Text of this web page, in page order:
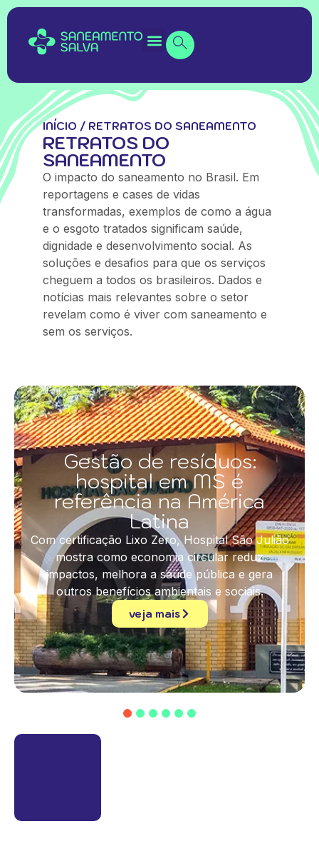
INÍCIO / RETRATOS DO SANEAMENTO
RETRATOS DO
SANEAMENTO
O impacto do saneamento no Brasil. Em
reportagens e cases de vidas
transformadas, exemplos de como a água
e o esgoto tratados significam saúde,
dignidade e desenvolvimento social. As
soluções e desafios para que os serviços
cheguem a todos os brasileiros. Dados e
notícias mais relevantes sobre o setor
revelam como é viver com saneamento e
sem os serviços.
Gestão de resíduos:
hospital em MS é
referência na América
Latina
Com certificação Lixo Zero, Hospital São Julião
mostra como economia circular reduz
impactos, melhora a saúde pública e gera
outros benefícios ambientais e sociais.
veja mais
4 5 6